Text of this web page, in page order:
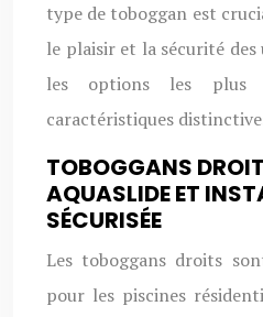
type de toboggan est
le plaisir et la sécurité
les options les plus
caractéristiques
TOBOGGANS
AQUASLIDE ET
SÉCURISÉE
Les toboggans droits
pour les piscines